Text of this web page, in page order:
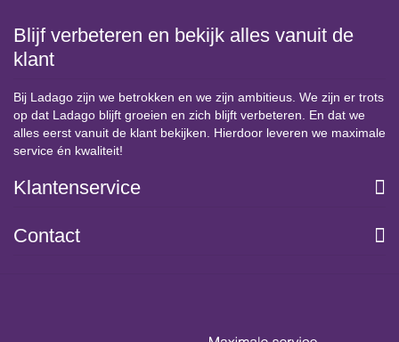
Blijf verbeteren en bekijk alles vanuit de
klant
Bij Ladago zijn we betrokken en we zijn ambitieus. We zijn er trots
op dat Ladago blijft groeien en zich blijft verbeteren. En dat we
alles eerst vanuit de klant bekijken. Hierdoor leveren we maximale
service én kwaliteit!
Klantenservice
Contact